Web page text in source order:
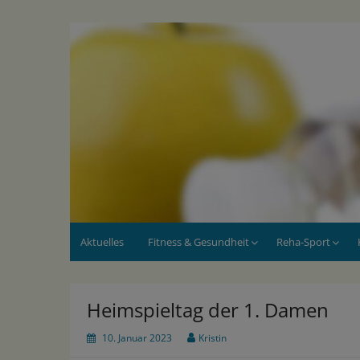
SV Dimhausen e.V.
Sportverein seit 1975
Aktuelles Fitness & Gesundheit Reha-Sport
Heimspieltag der 1. Damen
10. Januar 2023 Kristin